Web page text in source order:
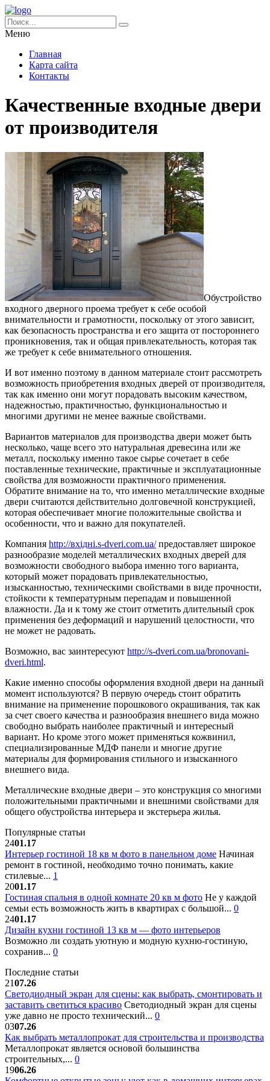
Меню
Главная
Карта сайта
Контакты
Качественные входные двери
от производителя
Обустройство
входного дверного проема требует к себе особой
внимательности и грамотности, поскольку от этого зависит,
как безопасность пространства и его защита от постороннего
проникновения, так и общая привлекательность, которая так
же требует к себе внимательного отношения.
И вот именно поэтому в данном материале стоит рассмотреть
возможность приобретения входных дверей от производителя,
так как именно они могут порадовать высоким качеством,
надежностью, практичностью, функциональностью и
многими другими не менее важные свойствами.
Вариантов материалов для производства двери может быть
несколько, чаще всего это натуральная древесина или же
металл, поскольку именно такое сырье сочетает в себе
поставленные технические, практичные и эксплуатационные
свойства для возможности практичного применения.
Обратите внимание на то, что именно металлические входные
двери считаются действительно долговечной конструкцией,
которая обеспечивает многие положительные свойства и
особенности, что и важно для покупателей.
Компания http://вхідні.s-dveri.com.ua/предоставляет широкое
разнообразие моделей металлических входных дверей для
возможности свободного выбора именно того варианта,
который может порадовать привлекательностью,
изысканностью, техническими свойствами в виде прочности,
стойкости к температурным перепадам и повышенной
влажности. Да и к тому же стоит отметить длительный срок
применения без деформаций и нарушений целостности, что
не может не радовать.
Возможно, вас заинтересуют http://s-dveri.com.ua/bronovani-
dveri.html.
Какие именно способы оформления входной двери на данный
момент используются? В первую очередь стоит обратить
внимание на применение порошкового окрашивания, так как
за счет своего качества и разнообразия внешнего вида можно
свободно выбрать наиболее практичный и интересный
вариант. Но кроме этого может применяться кожвинил,
специализированные МДФ панели и многие другие
материалы для формирования стильного и изысканного
внешнего вида.
Металлические входные двери – это конструкция со многими
положительными практичными и внешними свойствами для
общего обустройства интерьера и экстерьера жилья.
Популярные статьи
2401.17
Интерьер гостиной 18 кв м фото в панельном доме Начиная
ремонт в гостиной, необходимо точно понимать, какие
стилевые... 1
2001.17
Гостиная спальня в одной комнате 20 кв м фото Не у каждой
семьи есть возможность жить в квартирах с большой... 0
2401.17
Дизайн кухни гостиной 13 кв м — фото интерьеров
Возможно ли создать уютную и модную кухню-гостиную,
сохранив... 0
Последние статьи
2107.26
Светодиодный экран для сцены: как выбрать, смонтировать и
заставить светиться красиво Светодиодный экран для сцены
уже давно не просто технический... 0
0307.26
Как выбрать металлопрокат для строительства и производства
Металлопрокат является основой большинства
строительных,... 0
1906.26